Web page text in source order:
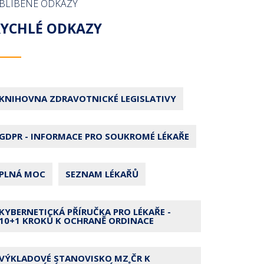
ODKAZY
ODKAZY
ZDRAVOTNICKÉ LEGISLATIVY
- INFORMACE PRO SOUKROMÉ LÉKAŘE
MOC SEZNAM LÉKAŘŮ
PŘÍRUČKA PRO LÉKAŘE -
KROKŮ K OCHRANĚ ORDINACE
STANOVISKO MZ ČR K